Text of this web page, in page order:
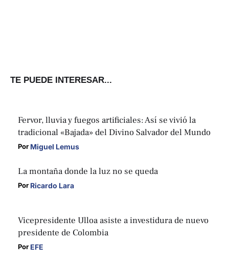
TE PUEDE INTERESAR...
Fervor, lluvia y fuegos artificiales: Así se vivió la
tradicional «Bajada» del Divino Salvador del Mundo
Por Miguel Lemus
La montaña donde la luz no se queda
Por Ricardo Lara
Vicepresidente Ulloa asiste a investidura de nuevo
presidente de Colombia
Por EFE